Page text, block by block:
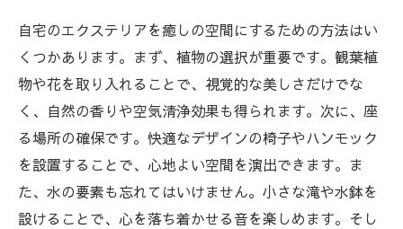
自宅のエクステリアを癒しの空間にするための方法はい
くつかあります。まず、植物の選択が重要です。観葉植
物や花を取り入れることで、視覚的な美しさだけでな
く、自然の香りや空気清浄効果も得られます。次に、座
る場所の確保です。快適なデザインの椅子やハンモック
を設置することで、心地よい空間を演出できます。ま
た、水の要素も忘れてはいけません。小さな滝や水鉢を
設けることで、心を落ち着かせる音を楽しめます。そし